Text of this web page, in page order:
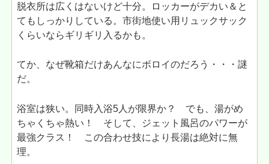
脱衣所は広くはないけど十分。ロッカーがデカい＆と
てもしっかりしている。市街地使い用リュックサック
くらいならギリギリ入るかも。
てか、なぜ靴箱だけあんなにボロイのだろう・・・謎
だ。
浴室は狭い。同時入浴5人が限界か？ でも、湯がめ
ちゃくちゃ熱い！ そして、ジェット風呂のパワーが
最強クラス！ この合わせ技により長湯は絶対に無
理。